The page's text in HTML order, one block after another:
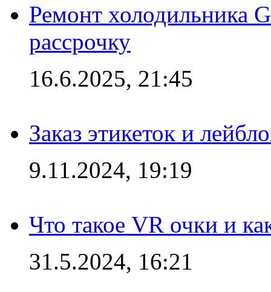
Ремонт холодильника
рассрочку
16.6.2025, 21:45
Заказ этикеток и
9.11.2024, 19:19
Что такое VR очки и
31.5.2024, 16:21